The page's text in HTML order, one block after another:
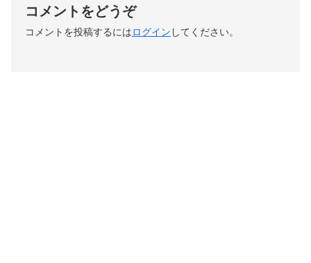
コメントをどうぞ
コメントを投稿するにはログイン してください。